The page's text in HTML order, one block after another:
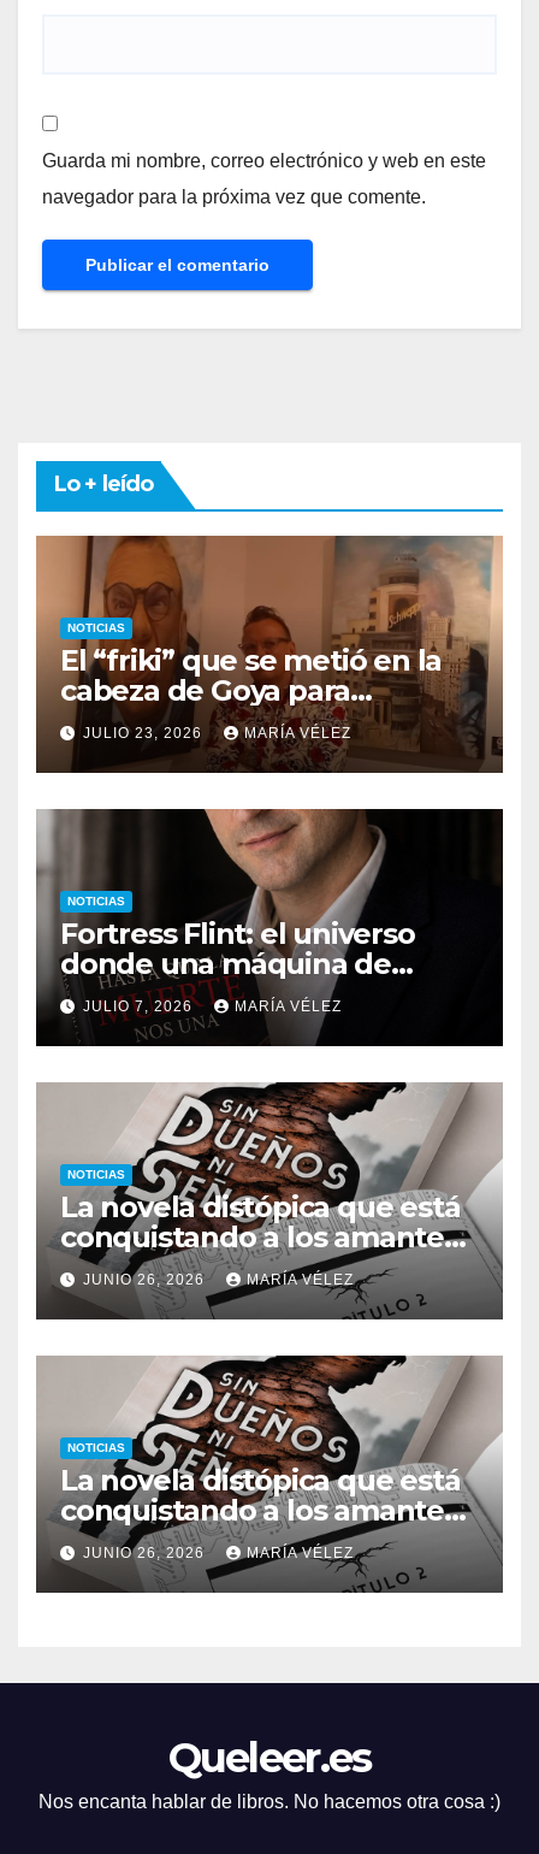
Guarda mi nombre, correo electrónico y web en este
navegador para la próxima vez que comente.
Lo + leído
NOTICIAS
El “friki” que se metió en la
cabeza de Goya para
descubrir qué esconden sus
monstruos
JULIO 23, 2026 MARÍA VÉLEZ
NOTICIAS
Fortress Flint: el universo
donde una máquina de
escribir, un silbido o un
recuerdo pueden cambiarlo
todo
JULIO 7, 2026 MARÍA VÉLEZ
NOTICIAS
La novela distópica que está
conquistando a los amantes
del romance y la ciencia
ficción: así es Sin dueños ni
señores
JUNIO 26, 2026 MARÍA VÉLEZ
NOTICIAS
La novela distópica que está
conquistando a los amantes
del romance y la ciencia
ficción: así es Sin dueños ni
señores
JUNIO 26, 2026 MARÍA VÉLEZ
Queleer.es
Nos encanta hablar de libros. No hacemos otra cosa :)